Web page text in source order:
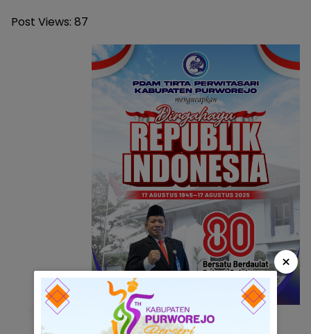
Post Views: 87
×